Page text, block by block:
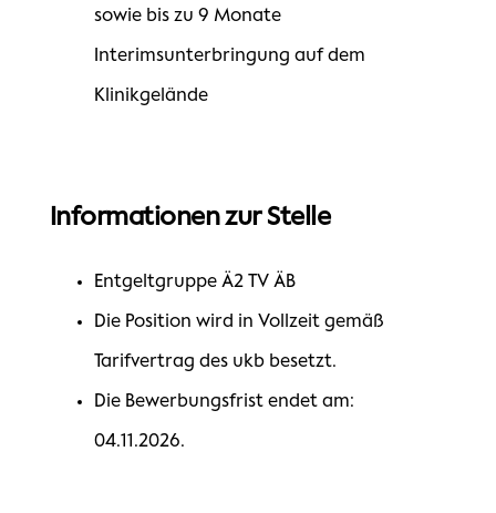
sowie bis zu 9 Monate
Interimsunterbringung auf dem
Klinikgelände
Informationen zur Stelle
Entgeltgruppe Ä2 TV ÄB
Die Position wird in Vollzeit gemäß
Tarifvertrag des ukb besetzt.
Die Bewerbungsfrist endet am:
04.11.2026.